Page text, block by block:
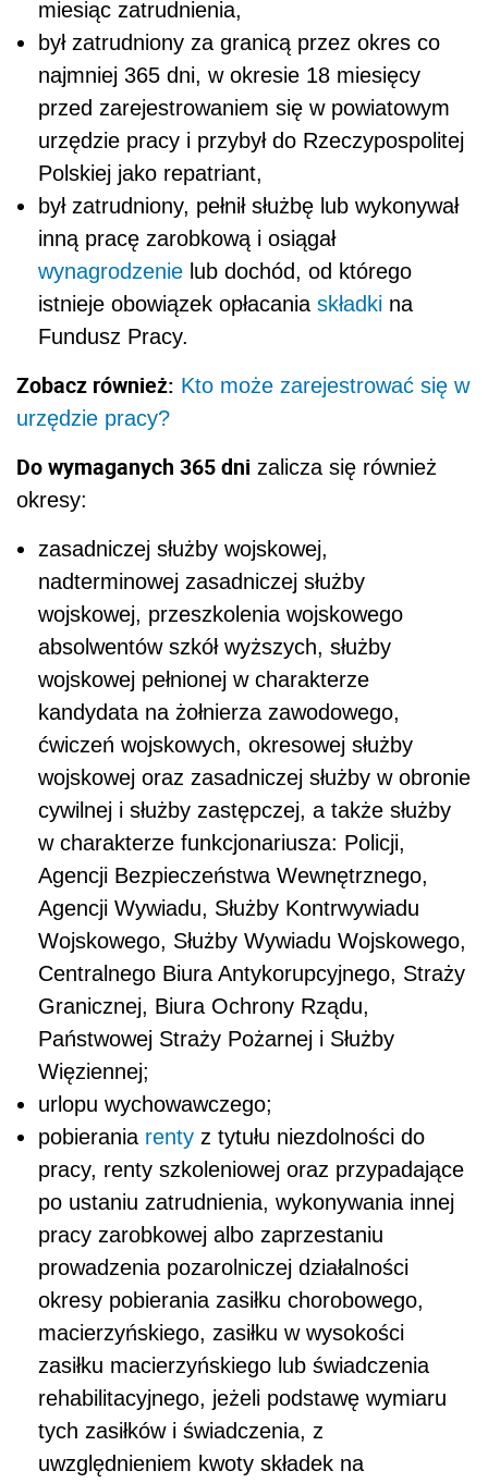
miesiąc zatrudnienia,
był zatrudniony za granicą przez okres co
najmniej 365 dni, w okresie 18 miesięcy
przed zarejestrowaniem się w powiatowym
urzędzie pracy i przybył do Rzeczypospolitej
Polskiej jako repatriant,
był zatrudniony, pełnił służbę lub wykonywał
inną pracę zarobkową i osiągał
wynagrodzenie lub dochód, od którego
istnieje obowiązek opłacania składki na
Fundusz Pracy.
Zobacz również: Kto może zarejestrować się w
urzędzie pracy?
Do wymaganych 365 dni zalicza się również
okresy:
zasadniczej służby wojskowej,
nadterminowej zasadniczej służby
wojskowej, przeszkolenia wojskowego
absolwentów szkół wyższych, służby
wojskowej pełnionej w charakterze
kandydata na żołnierza zawodowego,
ćwiczeń wojskowych, okresowej służby
wojskowej oraz zasadniczej służby w obronie
cywilnej i służby zastępczej, a także służby
w charakterze funkcjonariusza: Policji,
Agencji Bezpieczeństwa Wewnętrznego,
Agencji Wywiadu, Służby Kontrwywiadu
Wojskowego, Służby Wywiadu Wojskowego,
Centralnego Biura Antykorupcyjnego, Straży
Granicznej, Biura Ochrony Rządu,
Państwowej Straży Pożarnej i Służby
Więziennej;
urlopu wychowawczego;
pobierania renty z tytułu niezdolności do
pracy, renty szkoleniowej oraz przypadające
po ustaniu zatrudnienia, wykonywania innej
pracy zarobkowej albo zaprzestaniu
prowadzenia pozarolniczej działalności
okresy pobierania zasiłku chorobowego,
macierzyńskiego, zasiłku w wysokości
zasiłku macierzyńskiego lub świadczenia
rehabilitacyjnego, jeżeli podstawę wymiaru
tych zasiłków i świadczenia, z
uwzględnieniem kwoty składek na